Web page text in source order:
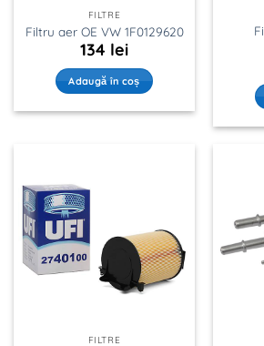
FILTRE
Filtru aer OE VW 1F0129620
134 lei
Adaugă în coș
FILTRE